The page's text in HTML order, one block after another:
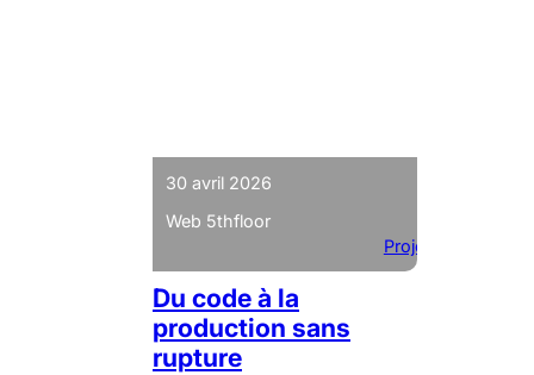
30 avril 2026
Web 5thfloor
Projets
Du code à la
production sans
rupture